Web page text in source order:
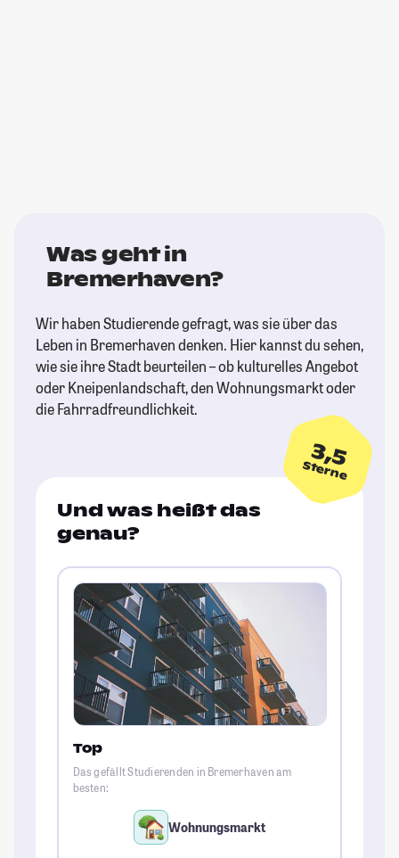
Was geht in
Bremerhaven?
Wir haben Studierende gefragt, was sie über das
Leben in Bremerhaven denken. Hier kannst du sehen,
wie sie ihre Stadt beurteilen – ob kulturelles Angebot
oder Kneipenlandschaft, den Wohnungsmarkt oder
die Fahrradfreundlichkeit.
3,5
Sterne
Und was heißt das
genau?
Top
Das gefällt Studierenden in Bremerhaven am
besten:
Wohnungsmarkt